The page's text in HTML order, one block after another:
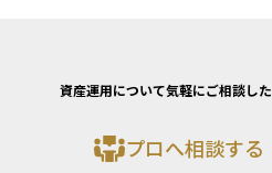
資産運用について気軽にご相談し
プロへ相談する